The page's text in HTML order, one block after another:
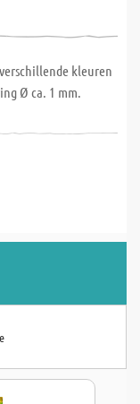
kleuren
Ø ca. 1 mm.